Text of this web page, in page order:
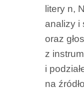
litery n,
analizy i
oraz
z
i
na